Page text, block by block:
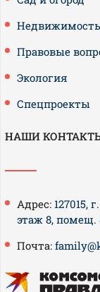
Недвижимость
Правовые
Экология
Спецпроекты
НАШИ
Адрес: 127015,
этаж 8, помещ.
Почта: